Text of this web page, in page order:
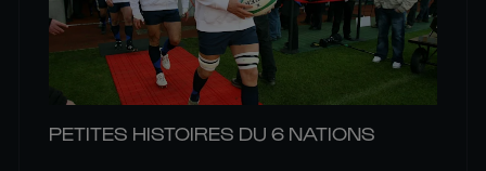
PETITES HISTOIRES DU 6 NATIONS